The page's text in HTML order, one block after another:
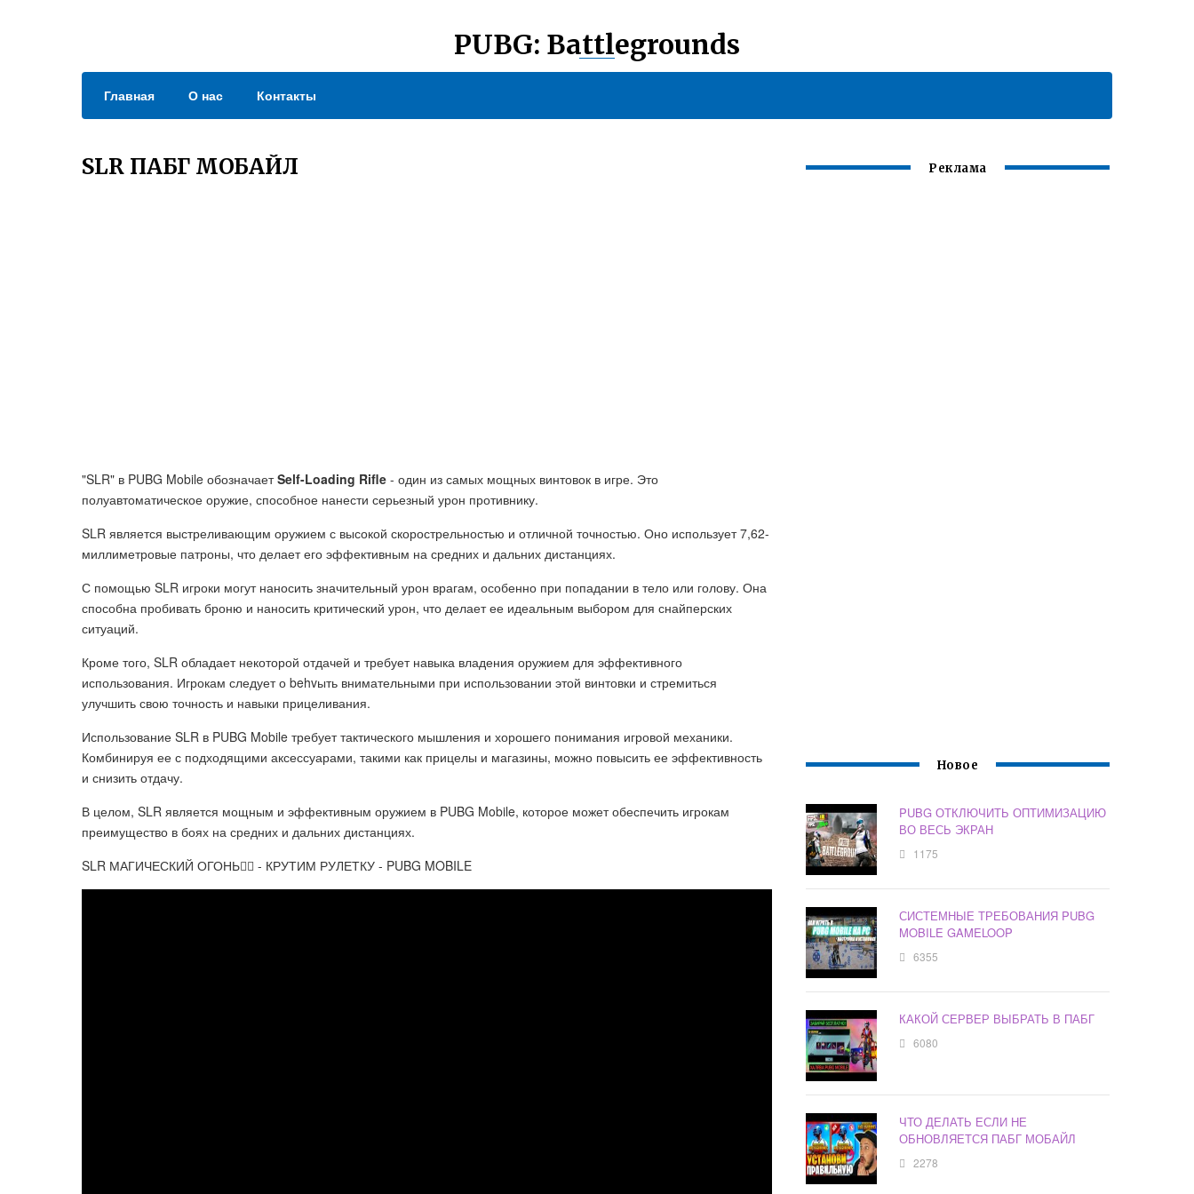
PUBG: Battlegrounds
Главная О нас Контакты
SLR ПАБГ МОБАЙЛ
"SLR" в PUBG Mobile обозначаетSelf-Loading Rifle - один из самых мощных винтовок в игре. Это
полуавтоматическое оружие, способное нанести серьезный урон противнику.
SLR является выстреливающим оружием с высокой скорострельностью и отличной точностью. Оно использует 7,62-
миллиметровые патроны, что делает его эффективным на средних и дальних дистанциях.
С помощью SLR игроки могут наносить значительный урон врагам, особенно при попадании в тело или голову. Она
способна пробивать броню и наносить критический урон, что делает ее идеальным выбором для снайперских
ситуаций.
Кроме того, SLR обладает некоторой отдачей и требует навыка владения оружием для эффективного
использования. Игрокам следует о behvыть внимательными при использовании этой винтовки и стремиться
улучшить свою точность и навыки прицеливания.
Использование SLR в PUBG Mobile требует тактического мышления и хорошего понимания игровой механики.
Комбинируя ее с подходящими аксессуарами, такими как прицелы и магазины, можно повысить ее эффективность
и снизить отдачу.
В целом, SLR является мощным и эффективным оружием в PUBG Mobile, которое может обеспечить игрокам
преимущество в боях на средних и дальних дистанциях.
SLR МАГИЧЕСКИЙ ОГОНЬ🧙‍♂️ - КРУТИМ РУЛЕТКУ - PUBG MOBILE
Реклама
Новое
PUBG ОТКЛЮЧИТЬ ОПТИМИЗАЦИЮ
ВО ВЕСЬ ЭКРАН
1175
СИСТЕМНЫЕ ТРЕБОВАНИЯ PUBG
MOBILE GAMELOOP
6355
КАКОЙ СЕРВЕР ВЫБРАТЬ В ПАБГ
6080
ЧТО ДЕЛАТЬ ЕСЛИ НЕ
ОБНОВЛЯЕТСЯ ПАБГ МОБАЙЛ
2278